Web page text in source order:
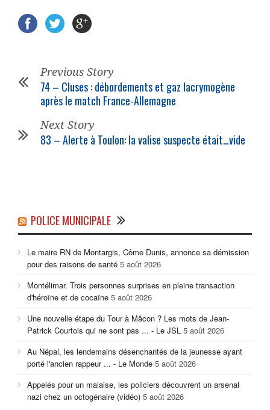
Previous Story
74 – Cluses : débordements et gaz lacrymogène
après le match France-Allemagne
Next Story
83 – Alerte à Toulon: la valise suspecte était…vide
POLICE MUNICIPALE
Le maire RN de Montargis, Côme Dunis, annonce sa démission
pour des raisons de santé 5 août 2026
Montélimar. Trois personnes surprises en pleine transaction
d'héroïne et de cocaïne 5 août 2026
Une nouvelle étape du Tour à Mâcon ? Les mots de Jean-
Patrick Courtois qui ne sont pas ... - Le JSL 5 août 2026
Au Népal, les lendemains désenchantés de la jeunesse ayant
porté l'ancien rappeur ... - Le Monde 5 août 2026
Appelés pour un malaise, les policiers découvrent un arsenal
nazi chez un octogénaire (vidéo) 5 août 2026